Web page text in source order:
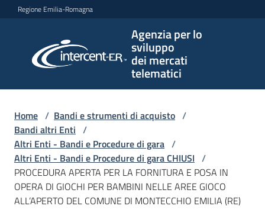
Vai al contenuto
Vai alla navigazione
Vai al footer
Regione Emilia-Romagna
Agenzia per lo
sviluppo
dei mercati
telematici
per lo
sviluppo
telematici
L'Agenzia
Home / Bandi e strumenti di acquisto /
Bandi altri Enti /
Altri Enti - Bandi e Procedure di gara /
Altri Enti - Bandi e Procedure di gara CHIUSI /
PROCEDURA APERTA PER LA FORNITURA E POSA IN
OPERA DI GIOCHI PER BAMBINI NELLE AREE GIOCO
ALL’APERTO DEL COMUNE DI MONTECCHIO EMILIA (RE)